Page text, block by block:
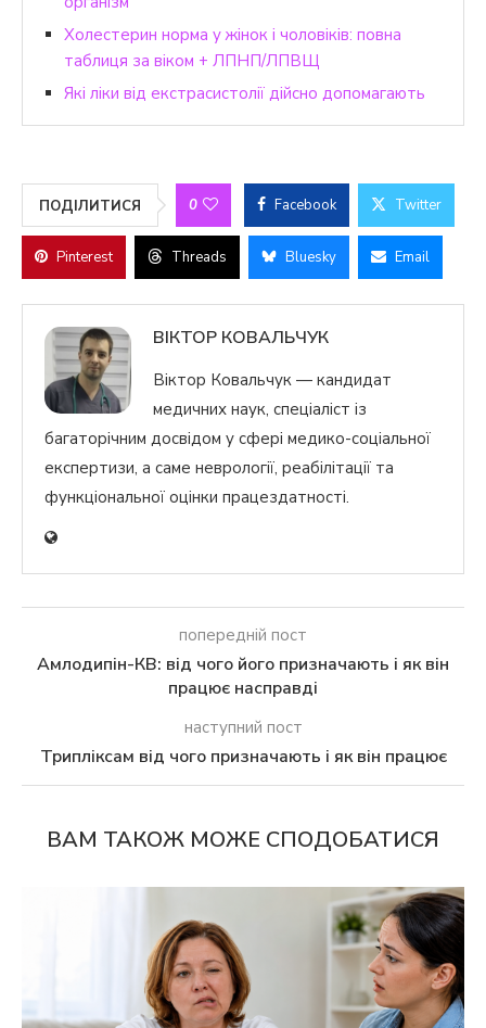
Холестерин норма у жінок і чоловіків: повна
таблиця за віком + ЛПНП/ЛПВЩ
Які ліки від екстрасистолії дійсно допомагають
ПОДІЛИТИСЯ 0 Facebook Twitter
Pinterest Threads Bluesky Email
ВІКТОР КОВАЛЬЧУК
Віктор Ковальчук — кандидат
медичних наук, спеціаліст із
багаторічним досвідом у сфері медико-соціальної
експертизи, а саме неврології, реабілітації та
функціональної оцінки працездатності.
попередній пост
Амлодипін-КВ: від чого його призначають і як він
працює насправді
наступний пост
Трипліксам від чого призначають і як він працює
ВАМ ТАКОЖ МОЖЕ СПОДОБАТИСЯ